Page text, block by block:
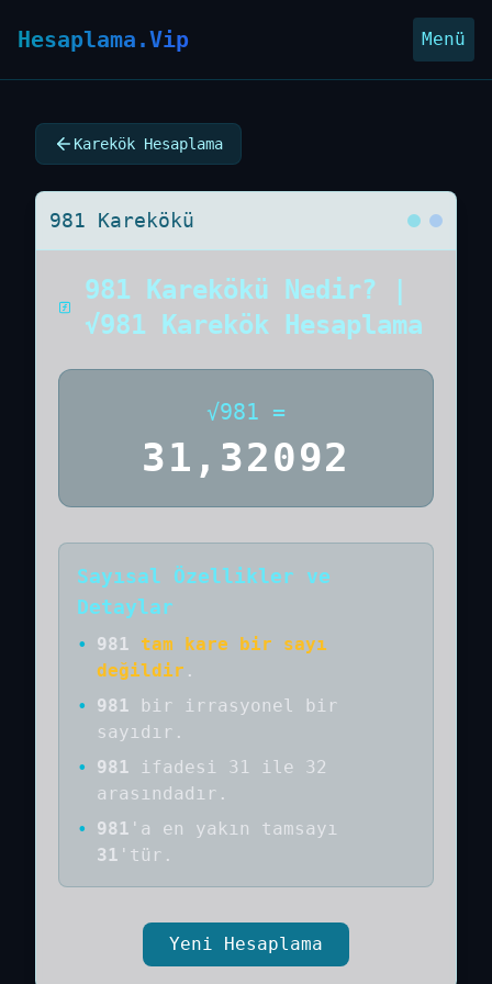
Hesaplama.Vip Menü
Karekök Hesaplama
981 Karekökü
981 Karekökü Nedir? |
√981 Karekök Hesaplama
√981 =
31,32092
Sayısal Özellikler ve
Detaylar
• 981
tam kare bir sayı
değildir .
•
981 bir
irrasyonel bir
sayıdır .
•
981
ifadesi 31 ile 32
arasındadır.
•
981 'a en yakın tamsayı
31 'tür.
Yeni Hesaplama